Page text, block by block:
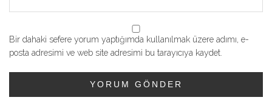
Bir dahaki sefere yorum yaptığımda kullanılmak üzere adımı, e-
posta adresimi ve web site adresimi bu tarayıcıya kaydet.